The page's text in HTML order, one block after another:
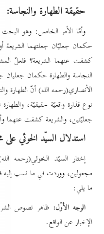
حقيقة الطهارة والنجاسة:
وأمّا الأمر الخامس: وهو
حكمان جعليّان جعلتهما الشريعة
كشفت عنهما الشريعة؟ فلعلّ
النجاسة والطهارة حكمان
الأنصاري(رحمه الله) أنّ الطهارة
نوع قذارة واقعيّة حقيقيّة،
جعليّتين، والشريعة كشفت عنهما
استدلال السيّد الخوئي على
إختار السيّد الخوئي(رحمه
مجعولين، ووردت في ما نسب
ما يلي:
الوجه الأوّل: ظاهر نصوص
الإخبار عن الواقع.